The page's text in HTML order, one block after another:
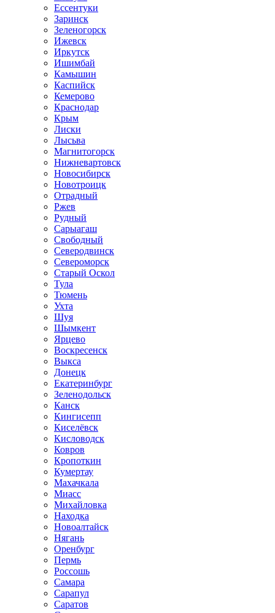
Ессентуки
Заринск
Зеленогорск
Ижевск
Иркутск
Ишимбай
Камышин
Каспийск
Кемерово
Краснодар
Крым
Лиски
Лысьва
Магнитогорск
Нижневартовск
Новосибирск
Новотроицк
Отрадный
Ржев
Рудный
Сарыагаш
Свободный
Северодвинск
Североморск
Старый Оскол
Тула
Тюмень
Ухта
Шуя
Шымкент
Ярцево
Воскресенск
Выкса
Донецк
Екатеринбург
Зеленодольск
Канск
Кингисепп
Киселёвск
Кисловодск
Ковров
Кропоткин
Кумертау
Махачкала
Миасс
Михайловка
Находка
Новоалтайск
Нягань
Оренбург
Пермь
Россошь
Самара
Сарапул
Саратов